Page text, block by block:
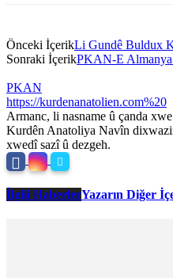
Önceki İçerikLi Gundê Buldux
Sonraki İçerikPKAN-E
PKAN
https://kurdenanatolien.com%20
Armanc, li nasname û çanda
Kurdên Anatoliya Navîn
xwedî sazî û dezgeh.
İlgili HaberlerYazarın Diğer